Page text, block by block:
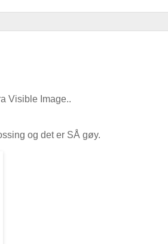
Visible Image..
og det er SÅ gøy.